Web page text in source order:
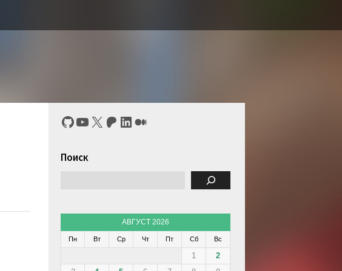
GitHub
YouTube
X Patreon
LinkedIn
Средний
Поиск
АВГУСТ 2026
Пн Вт Ср Чт Пт Сб Вс
1
2